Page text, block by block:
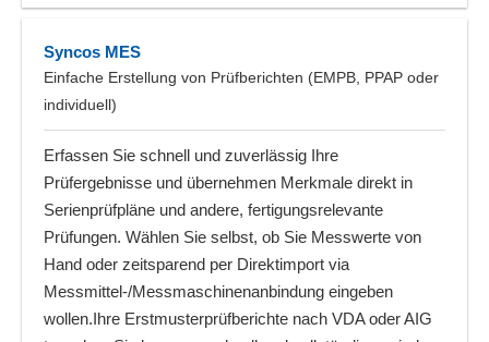
Syncos MES
Einfache Erstellung von Prüfberichten (EMPB, PPAP oder
individuell)
Erfassen Sie schnell und zuverlässig Ihre
Prüfergebnisse und übernehmen Merkmale direkt in
Serienprüfpläne und andere, fertigungsrelevante
Prüfungen. Wählen Sie selbst, ob Sie Messwerte von
Hand oder zeitsparend per Direktimport via
Messmittel-/Messmaschinenanbindung eingeben
wollen.Ihre Erstmusterprüfberichte nach VDA oder AIG